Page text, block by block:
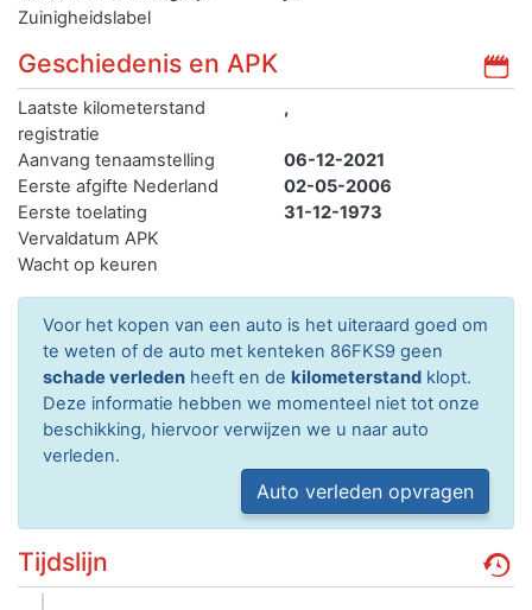
Zuinigheidslabel
Geschiedenis en APK
Laatste kilometerstand
registratie
,
Aanvang tenaamstelling
06-12-2021
Eerste afgifte Nederland
02-05-2006
Eerste toelating
31-12-1973
Vervaldatum APK
Wacht op keuren
Voor het kopen van een auto is het uiteraard goed om
te weten of de auto met kenteken 86FKS9 geen
schade verleden heeft en de kilometerstand klopt.
Deze informatie hebben we momenteel niet tot onze
beschikking, hiervoor verwijzen we u naar auto
verleden.
Auto verleden opvragen
Tijdslijn